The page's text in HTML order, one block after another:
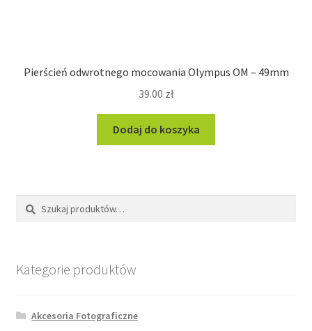
Pierścień odwrotnego mocowania Olympus OM – 49mm
39.00 zł
Dodaj do koszyka
Szukaj:
Szukaj
Kategorie produktów
Akcesoria Fotograficzne